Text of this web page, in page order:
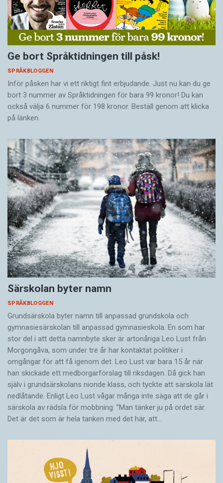
Ge bort Språktidningen till påsk!
SPRÅKBLOGGEN
Inför påsken har vi ett riktigt fint erbjudande. Just nu kan du ge
bort 3 nummer av Språktidningen för bara 99 kronor! Du kan
också välja 6 nummer för 198 kronor. Beställ genom att klicka
på länken.
Särskolan byter namn
SPRÅKBLOGGEN
Grundsärskola byter namn till anpassad grundskola och
gymnasiesärskolan till anpassad gymnasieskola. En som har
stor del i att detta namnbyte sker är artonåriga Leo Lust från
Morgongåva, som under tre år har kontaktat politiker i
omgångar för att få igenom det. Leo Lust var bara 15 år när
han skickade ett medborgarförslag till riksdagen. Då gick han
själv i grundsärskolans nionde klass, och tyckte att särskola lät
nedlåtande. Enligt Leo Lust vågar många inte säga att de går i
särskola av rädsla för mobbning: ”Man tänker ju på ordet sär.
Det är det som är hela tanken med det här, att…